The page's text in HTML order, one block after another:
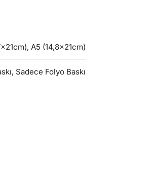
A5 (14,8x21cm)
Sadece Folyo Baskı